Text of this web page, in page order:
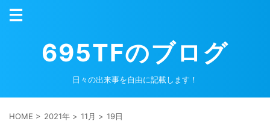
695TFのブログ
日々の出来事を自由に記載します！
HOME > 2021年 > 11月 > 19日